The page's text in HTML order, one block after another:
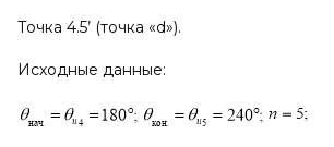
Точка 4.5’ (точка «d»).
Исходные данные: